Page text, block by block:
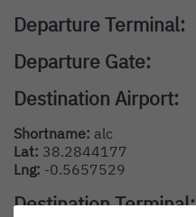
Departure Terminal:
Departure Gate:
Destination Airport:
Shortname: alc
Lat: 38.2844177
Lng: -0.5657529
Destination Terminal: